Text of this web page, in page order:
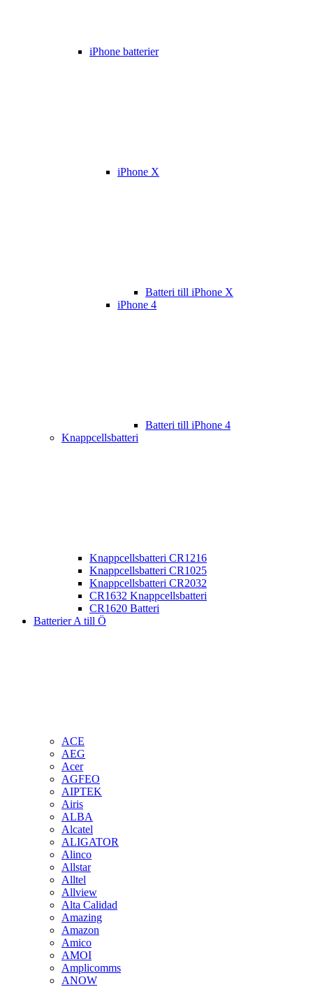
iPhone batterier
iPhone X
Batteri till iPhone X
iPhone 4
Batteri till iPhone 4
Knappcellsbatteri
Knappcellsbatteri CR1216
Knappcellsbatteri CR1025
Knappcellsbatteri CR2032
CR1632 Knappcellsbatteri
CR1620 Batteri
Batterier A till Ö
ACE
AEG
Acer
AGFEO
AIPTEK
Airis
ALBA
Alcatel
ALIGATOR
Alinco
Allstar
Alltel
Allview
Alta Calidad
Amazing
Amazon
Amico
AMOI
Amplicomms
ANOW